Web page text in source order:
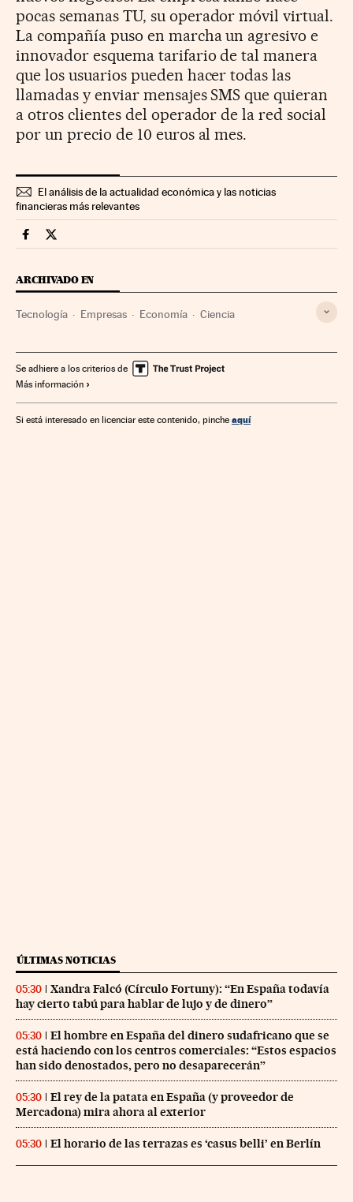
pocas semanas TU, su operador móvil virtual.
La compañía puso en marcha un agresivo e
innovador esquema tarifario de tal manera
que los usuarios pueden hacer todas las
llamadas y enviar mensajes SMS que quieran
a otros clientes del operador de la red social
por un precio de 10 euros al mes.
El análisis de la actualidad económica y las noticias
financieras más relevantes
Companias Cinco Días en Facebook
Companias Cinco Días en Twitter
ARCHIVADO EN
Tecnología Empresas Economía Ciencia
Se adhiere a los criterios de
Más información
Si está interesado en licenciar este contenido, pinche aquí
ÚLTIMAS NOTICIAS
05:30
Xandra Falcó (Círculo Fortuny): “En España todavía
hay cierto tabú para hablar de lujo y de dinero”
05:30
El hombre en España del dinero sudafricano que se
está haciendo con los centros comerciales: “Estos espacios
han sido denostados, pero no desaparecerán”
05:30
El rey de la patata en España (y proveedor de
Mercadona) mira ahora al exterior
05:30 El horario de las terrazas es ‘casus belli’ en Berlín